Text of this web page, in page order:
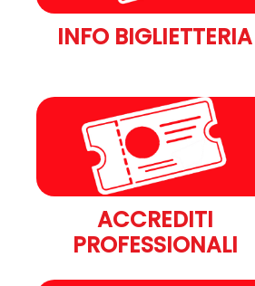
INFO BIGLIETTERIA
ACCREDITI
PROFESSIONALI